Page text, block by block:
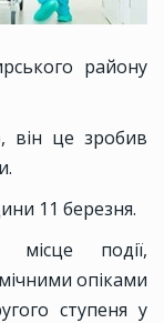
району
він це зробив
11 березня.
події,
опіками
ступеня у